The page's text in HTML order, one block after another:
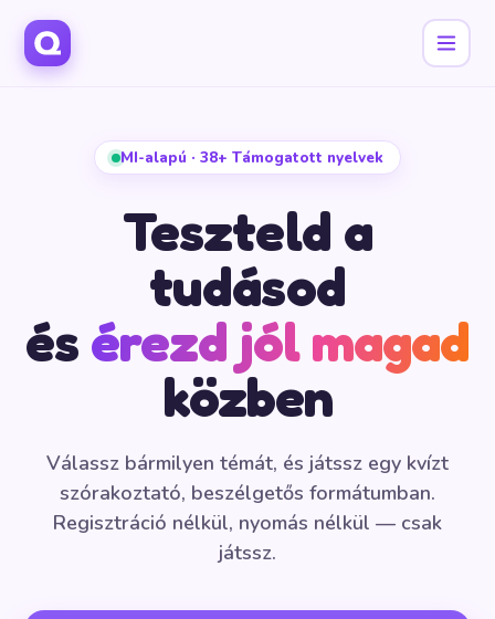
MI-alapú · 38+ Támogatott nyelvek
Teszteld a
tudásod
és érezd jól magad
közben
Válassz bármilyen témát, és játssz egy kvízt
szórakoztató, beszélgetős formátumban.
Regisztráció nélkül, nyomás nélkül — csak
játssz.